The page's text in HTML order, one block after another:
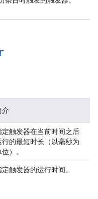
介
定触发器在当前时间之后
行的最短时长（以毫秒为
）。
定触发器的运行时间。